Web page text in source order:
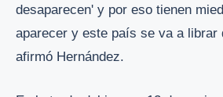
desaparecen' y por eso tienen
aparecer y este país se va a librar
afirmó Hernández.